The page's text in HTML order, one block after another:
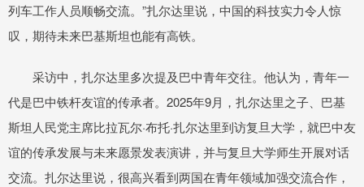
列车工作人员顺畅交流。”扎尔达里说，中国的科技实力令人惊
叹，期待未来巴基斯坦也能有高铁。
采访中，扎尔达里多次提及巴中青年交往。他认为，青年一
代是巴中铁杆友谊的传承者。2025年9月，扎尔达里之子、巴基
斯坦人民党主席比拉瓦尔·布托·扎尔达里到访复旦大学，就巴中友
谊的传承发展与未来愿景发表演讲，并与复旦大学师生开展对话
交流。扎尔达里说，很高兴看到两国在青年领域加强交流合作，